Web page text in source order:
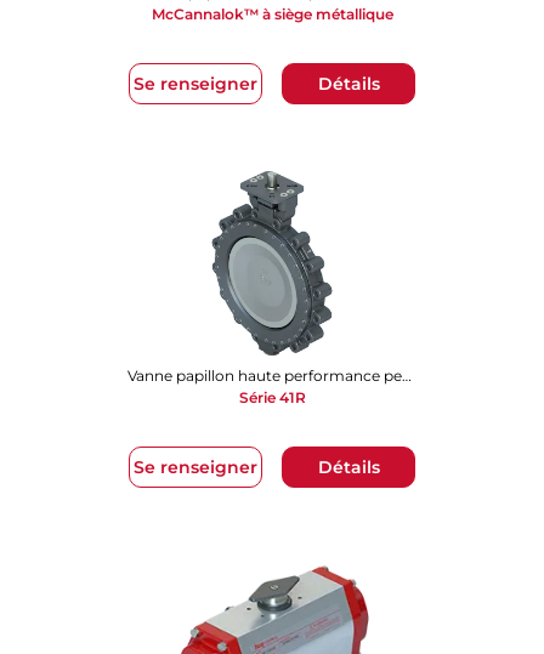
Se renseigner Détails
McCannalok™ à siège métallique
Se renseigner Détails
Vanne papillon haute performance performance
Série 41R